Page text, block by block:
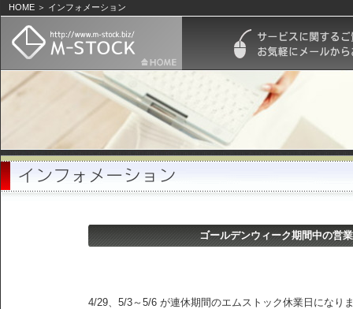
HOME ＞ インフォメーション
ゴールデンウィーク期間中の営
4/29、5/3～5/6 が連休期間のエムストック休業日になり